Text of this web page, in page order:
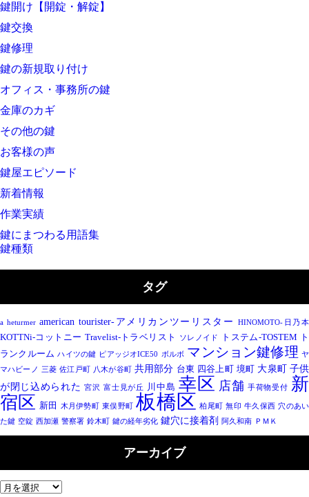
鍵開け【開錠・解錠】
鍵交換
鍵修理
鍵の新規取り付け
オフィス・事務所の鍵
金庫のカギ
その他の鍵
お客様の声
鍵屋エピソード
新着情報
作業実績
鍵にまつわる用語集
鍵種類
タグ
a heturmer american tourister-アメリカンツーリスター HINOMOTO-日乃本
KOTTNi-コットニー Travelist-トラベリスト ソレノイド トステム-TOSTEM
ト
ランクルーム ハイツの鍵 ピアッジオICE50 ボルボ マンション鍵修理 ヤ
マハビーノ
三菱 佐江戸町 八木が谷町 共用部分 台東 四谷上町 境町 大泉町
子供
が閉じ込められた 宮沢 富士見が丘 川中島 幸区 店舗 手荷物受付 新
宿区
新田 木月伊勢町 東俣野町 板橋区 柏尾町 無印 牛久保西 穴のあい
た鍵 空錠 西加瀬 警察署 鈴木町 鍵の経年劣化 鍵穴に接着剤 阿久和南 ＰＭＫ
アーカイブ
ア